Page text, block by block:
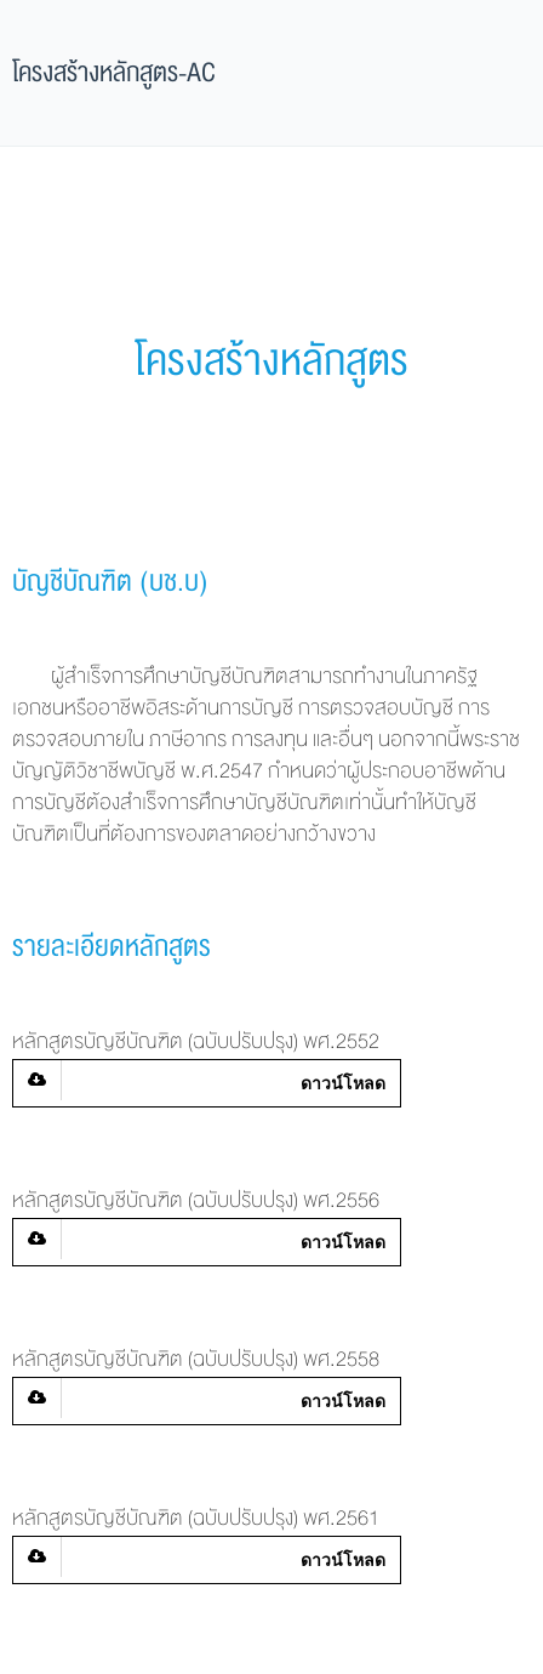
โครงสร้างหลักสูตร-AC
โครงสร้างหลักสูตร
บัญชีบัณฑิต (บช.บ)
ผู้สำเร็จการศึกษาบัญชีบัณฑิตสามารถทำงานในภาครัฐ
เอกชนหรืออาชีพอิสระด้านการบัญชี การตรวจสอบบัญชี การ
ตรวจสอบภายใน ภาษีอากร การลงทุน และอื่นๆ นอกจากนี้พระราช
บัญญัติวิชาชีพบัญชี พ.ศ.2547 กำหนดว่าผู้ประกอบอาชีพด้าน
การบัญชีต้องสำเร็จการศึกษาบัญชีบัณฑิตเท่านั้นทำให้บัญชี
บัณฑิตเป็นที่ต้องการของตลาดอย่างกว้างขวาง
รายละเอียดหลักสูตร
หลักสูตรบัญชีบัณฑิต (ฉบับปรับปรุง) พศ.2552
ดาวน์โหลด
หลักสูตรบัญชีบัณฑิต (ฉบับปรับปรุง) พศ.2556
ดาวน์โหลด
หลักสูตรบัญชีบัณฑิต (ฉบับปรับปรุง) พศ.2558
ดาวน์โหลด
หลักสูตรบัญชีบัณฑิต (ฉบับปรับปรุง) พศ.2561
ดาวน์โหลด